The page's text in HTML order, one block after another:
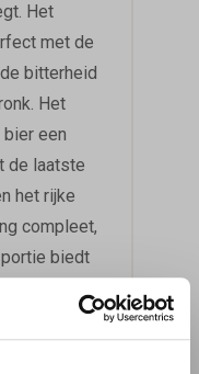
Het
met de
bitterheid
Het
een
de laatste
het rijke
compleet,
biedt